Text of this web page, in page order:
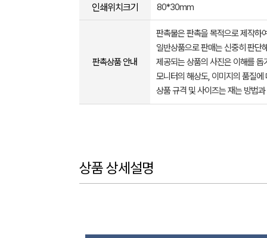
인쇄위치크기 80*30mm
판촉상품 안내
판촉물은 판촉을 목적으로 제작하
일반상품으로 판매는 신중히 판단
제공되는 상품의 사진은 이해를
모니터의 해상도, 이미지의 품질
상품 규격 및 사이즈는 재는 방법
상품 상세설명